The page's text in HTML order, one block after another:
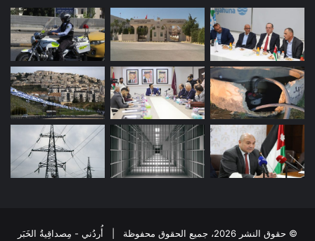
© حقوق النشر 2026، جميع الحقوق محفوظة | أُردُني - مِصداقِيةُ الخَبَر